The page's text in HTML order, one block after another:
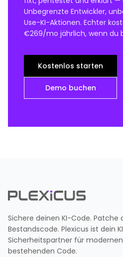
Unbegrenzte Entwickler,
Use-KI-Aktionen. Echter
€269/mo jährlich, wenn du
Kostenlos starten
Demo buchen
Sichere deinen KI-Code. Patche
Bestandscode. Plexicus ist dein
Sicherheitspartner für
bestehenden Code.